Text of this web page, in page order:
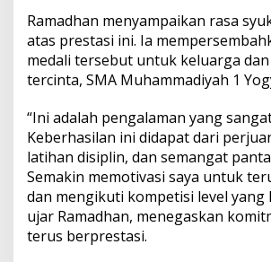
Ramadhan menyampaikan rasa
atas prestasi ini. Ia
medali tersebut untuk keluarga
tercinta, SMA Muhammadiyah 1
“Ini adalah pengalaman yang
Keberhasilan ini didapat dari
latihan disiplin, dan semangat
Semakin memotivasi saya untuk
dan mengikuti kompetisi level yang
ujar Ramadhan, menegaskan
terus berprestasi.